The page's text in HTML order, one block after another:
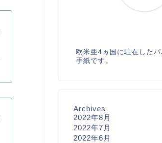
欧米亜4ヵ国に駐在した
手紙です。
Archives
2022年8月
2022年7月
2022年6月